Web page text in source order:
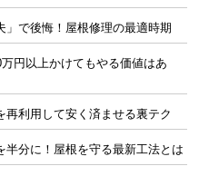
」で後悔！屋根修理の最適時期
円以上かけてもやる価値はあ
再利用して安く済ませる裏テク
半分に！屋根を守る最新工法とは